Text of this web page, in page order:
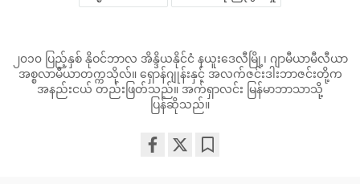
၂၀၁၀ ပြည့်နှစ် နိုဝင်ဘာလ အိန္ဒိယနိုင်ငံ နယူးဒေလီမြို့၊ ဂျာမီယာမီလီယာ
အစ္စလာမီယာတက္ကသိုလ်။ ရှောန်ဂျုန်းနှင့် အလက်ဇင်းဒါးဘာဇင်းတို့က
အနည်းငယ် တည်းဖြတ်သည်။ အက်ရှာလင်း မြန်မာဘာသာသို့
ပြန်ဆိုသည်။